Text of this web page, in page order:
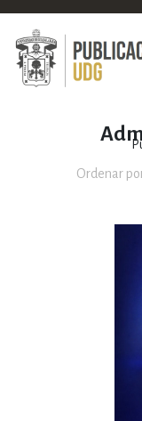
Ordenar